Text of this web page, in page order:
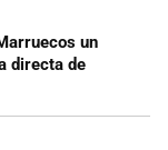
un
directa de